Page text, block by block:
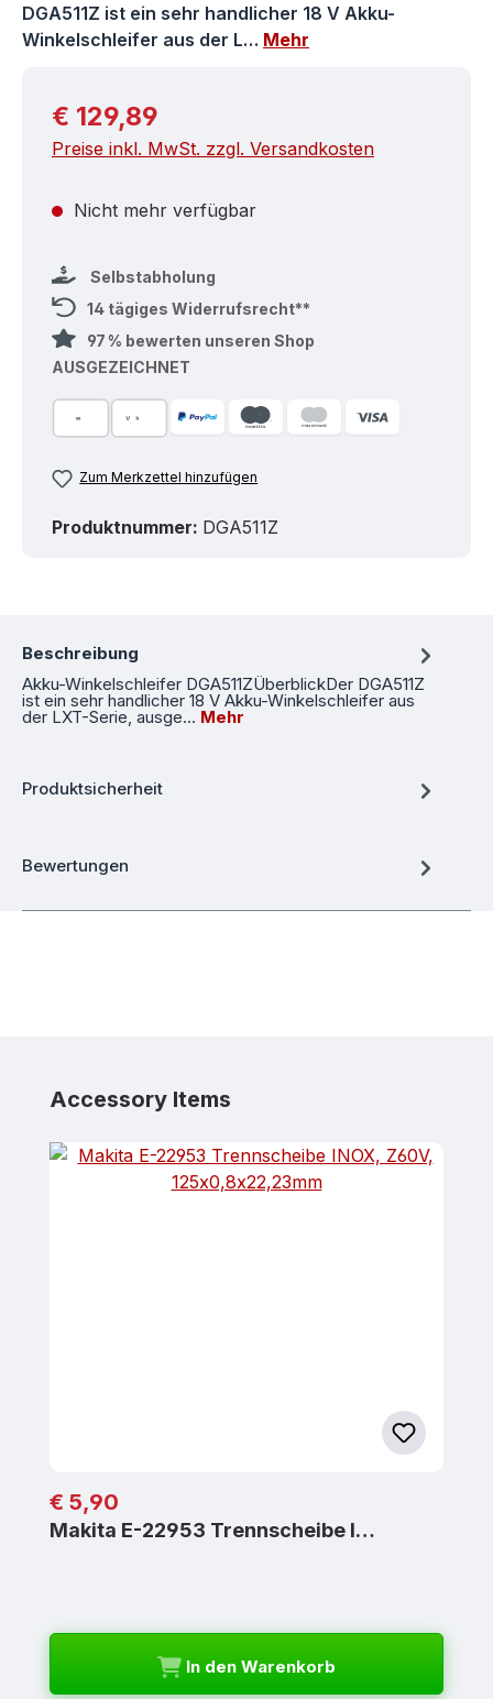
DGA511Z ist ein sehr handlicher 18 V Akku-
Winkelschleifer aus der L… Mehr
Regulärer Preis:
€ 129,89
Preise inkl. MwSt. zzgl. Versandkosten
Nicht mehr verfügbar
Selbstabholung
14 tägiges Widerrufsrecht**
97 % bewerten unseren Shop
AUSGEZEICHNET
Zum Merkzettel hinzufügen
Produktnummer: DGA511Z
Beschreibung
Akku-Winkelschleifer DGA511ZÜberblickDer DGA511Z
ist ein sehr handlicher 18 V Akku-Winkelschleifer aus
der LXT-Serie, ausge… Mehr
Produktsicherheit
Bewertungen
Produktgalerie überspringen
Accessory Items
Regulärer Preis:
€ 5,90
Makita E-22953 Trennscheibe I…
In den Warenkorb